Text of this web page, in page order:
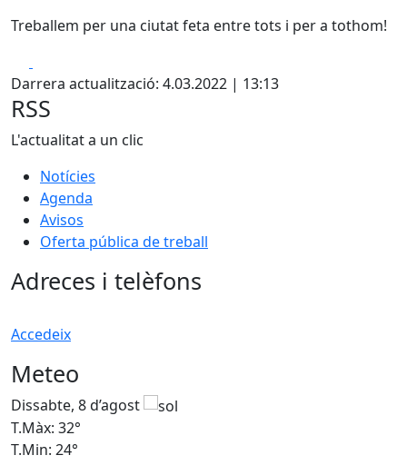
Treballem per una ciutat feta entre tots i per a tothom!
Darrera actualització: 4.03.2022 | 13:13
RSS
L'actualitat a un clic
Notícies
Agenda
Avisos
Oferta pública de treball
Adreces i telèfons
Accedeix
Meteo
Dissabte, 8 d’agost
T.Màx: 32°
T.Min: 24°